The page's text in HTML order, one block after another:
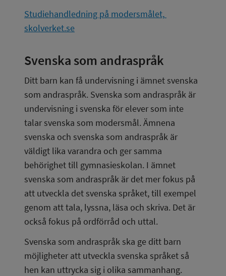
Studiehandledning på modersmålet,
skolverket.se
Svenska som andraspråk
Ditt barn kan få undervisning i ämnet svenska
som andraspråk. Svenska som andraspråk är
undervisning i svenska för elever som inte
talar svenska som modersmål. Ämnena
svenska och svenska som andraspråk är
väldigt lika varandra och ger samma
behörighet till gymnasieskolan. I ämnet
svenska som andraspråk är det mer fokus på
att utveckla det svenska språket, till exempel
genom att tala, lyssna, läsa och skriva. Det är
också fokus på ordförråd och uttal.
Svenska som andraspråk ska ge ditt barn
möjligheter att utveckla svenska språket så
hen kan uttrycka sig i olika sammanhang.